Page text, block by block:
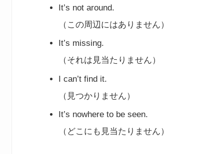
It’s not around.
（この周辺にはありません）
It’s missing.
（それは見当たりません）
I can’t find it.
（見つかりません）
It’s nowhere to be seen.
（どこにも見当たりません）